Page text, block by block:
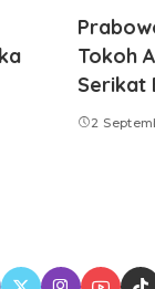
Tokoh
Serikat
2